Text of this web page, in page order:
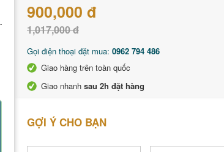
900,000 đ
1,017,000 đ
Gọi điện thoại đặt mua: 0962 794 486
Giao hàng trên toàn quốc
Giao nhanh sau 2h đặt hàng
GỢI Ý CHO BẠN